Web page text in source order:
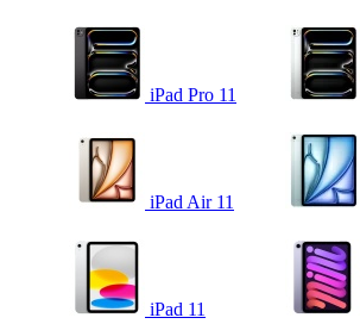
iPad Pro 11
iPad Air 11
iPad 11